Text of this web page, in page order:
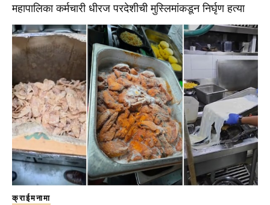
महापालिका कर्मचारी धीरज परदेशीची मुस्लिमांकडून निर्घृण हत्या
क्राईमनामा